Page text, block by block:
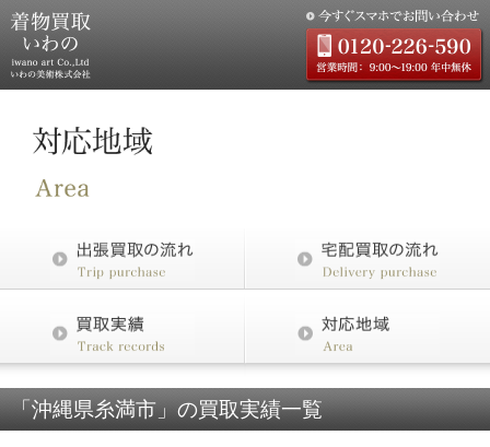
「沖縄県糸満市」の買取実績一覧